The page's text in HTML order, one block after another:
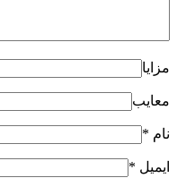
مزایا
معایب
نام *
ایمیل *